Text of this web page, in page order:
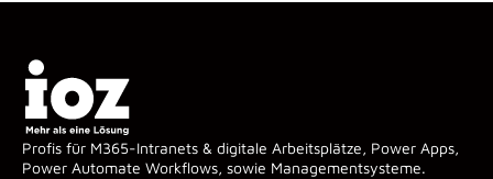
Profis für M365-Intranets & digitale Arbeitsplätze, Power Apps,
Power Automate Workflows, sowie Managementsysteme.